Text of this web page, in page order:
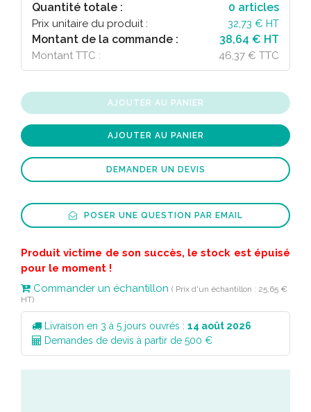
Quantité totale : 0 articles
Prix unitaire du produit : 32,73 € HT
Montant de la commande : 38,64 € HT
Montant TTC : 46,37 € TTC
AJOUTER AU PANIER
AJOUTER AU PANIER
DEMANDER UN DEVIS
POSER UNE QUESTION PAR EMAIL
Produit victime de son succès, le stock est épuisé
pour le moment !
Commander un échantillon ( Prix d'un échantillon : 25,65 €
HT)
Livraison en 3 à 5 jours ouvrés : 14 août 2026
Demandes de devis à partir de 500 €